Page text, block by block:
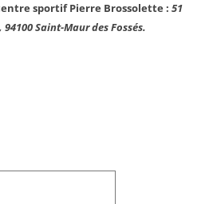
sportif Pierre Brossolette : 51
Saint-Maur des Fossés.